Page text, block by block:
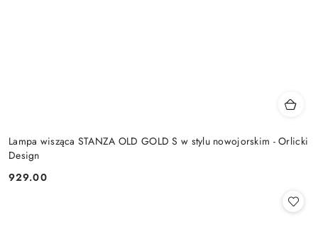
Lampa wisząca STANZA OLD GOLD S w stylu nowojorskim - Orlicki
Design
Cena:
929.00